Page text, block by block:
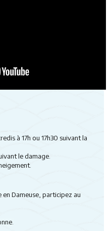
à 17h ou 17h30 suivant la
le damage.
Dameuse, participez au